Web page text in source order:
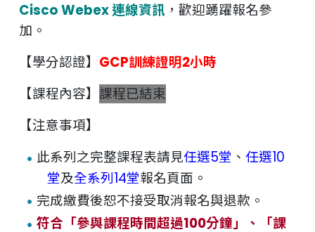
Cisco Webex 連線資訊 ，歡迎踴躍報名參
加。
【學分認證】 GCP訓練證明2小時
【課程內容】 課程已結束
【注意事項】
此系列之完整課程表請見任選5堂 、 任選10
堂及全系列14堂報名頁面。
完成繳費後恕不接受取消報名與退款。
符合「參與課程時間超過100分鐘」、「課